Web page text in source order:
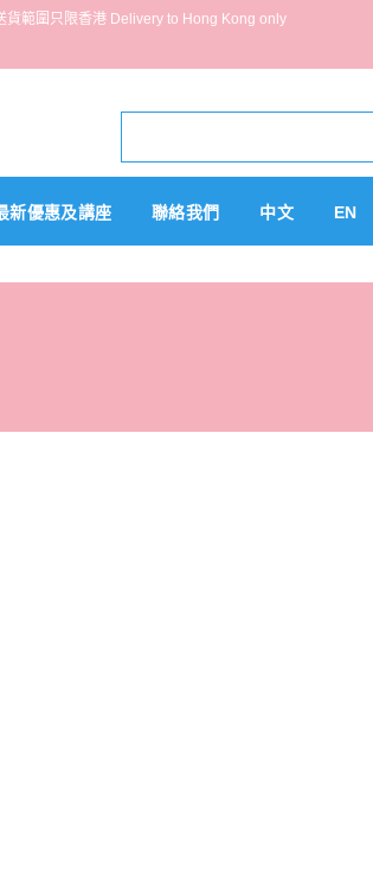
貨範圍只限香港 Delivery to Hong Kong only
新優惠及講座 聯絡我們 中文 EN